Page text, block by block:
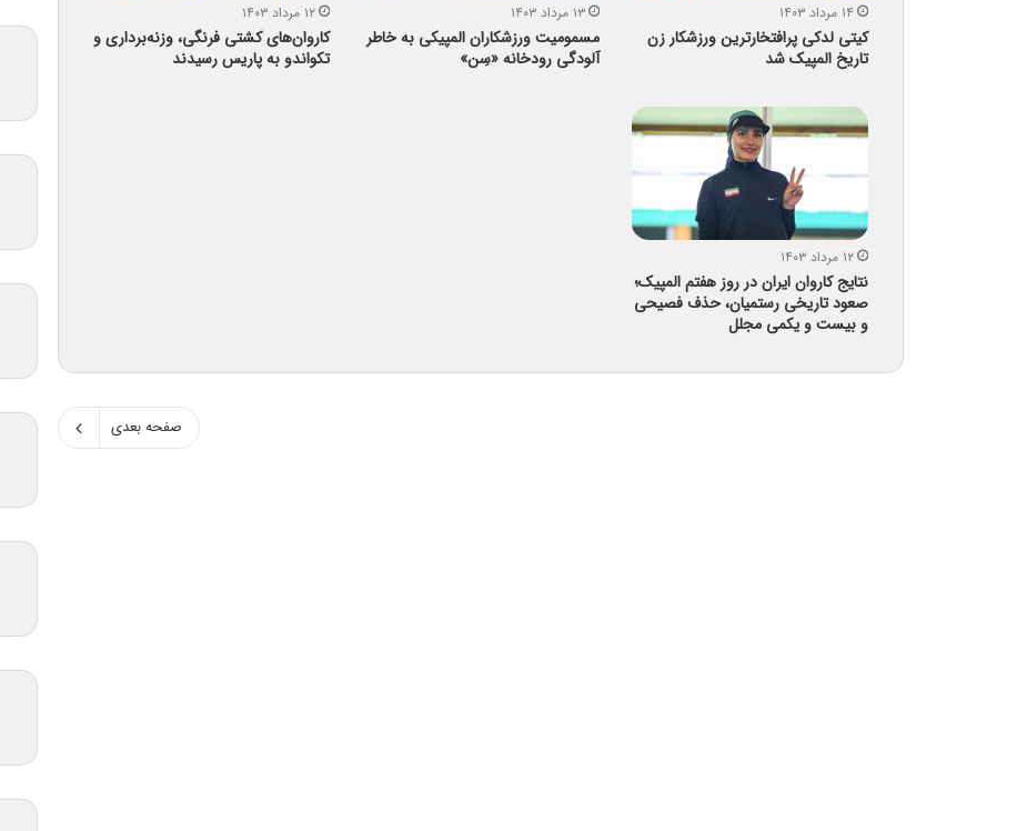
۱۴ مرداد ۱۴۰۳
کیتی لدکی پرافتخارترین ورزشکار زن
تاریخ المپیک شد
۱۳ مرداد ۱۴۰۳
مسمومیت ورزشکاران المپیکی به خاطر
آلودگی رودخانه «سِن»
۱۲ مرداد ۱۴۰۳
کاروان‌های کشتی فرنگی، وزنه‌برداری و
تکواندو به پاریس رسیدند
۱۲ مرداد ۱۴۰۳
نتایج کاروان ایران در روز هفتم المپیک؛
صعود تاریخی رستمیان، حذف فصیحی
و بیست و یکمی مجلل
صفحه بعدی